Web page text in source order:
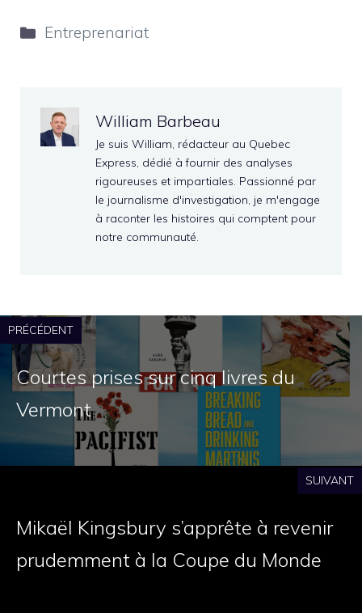
Catégories
Entreprenariat
William Barbeau
Je suis William, rédacteur au Quebec
Express, dédié à fournir des analyses
rigoureuses et impartiales. Passionné par
le journalisme d'investigation, je m'engage
à raconter les histoires qui comptent pour
notre communauté.
PRÉCÉDENT
Courtes prises sur cinq livres du
Vermont
SUIVANT
Mikaël Kingsbury s’apprête à revenir
prudemment à la Coupe du Monde